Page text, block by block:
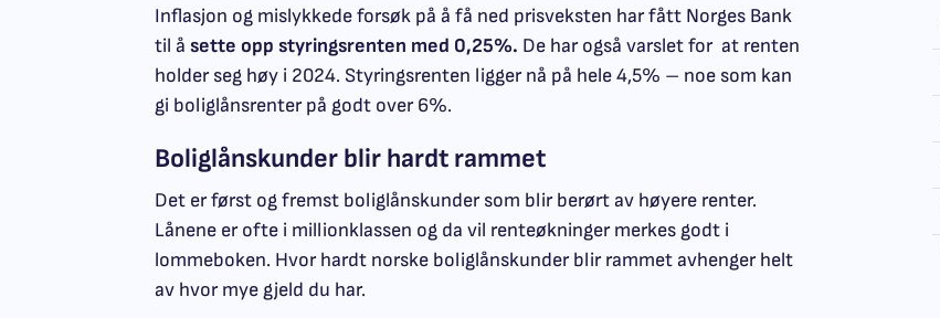
Inflasjon og mislykkede forsøk på å få ned prisveksten har fått Norges Bank
til å sette opp styringsrenten med 0,25%. De har også varslet for at renten
holder seg høy i 2024. Styringsrenten ligger nå på hele 4,5% – noe som kan
gi boliglånsrenter på godt over 6%.
Boliglånskunder blir hardt rammet
Det er først og fremst boliglånskunder som blir berørt av høyere renter.
Lånene er ofte i millionklassen og da vil renteøkninger merkes godt i
lommeboken. Hvor hardt norske boliglånskunder blir rammet avhenger helt
av hvor mye gjeld du har.